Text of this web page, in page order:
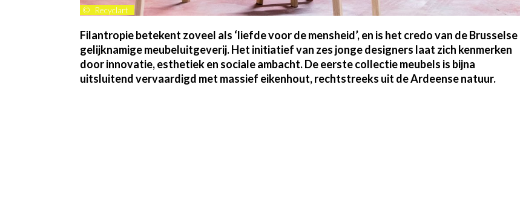
© Recyclart
Filantropie betekent zoveel als ‘liefde voor de mensheid’, en is het credo van de Brusselse
gelijknamige meubeluitgeverij. Het initiatief van zes jonge designers laat zich kenmerken
door innovatie, esthetiek en sociale ambacht. De eerste collectie meubels is bijna
uitsluitend vervaardigd met massief eikenhout, rechtstreeks uit de Ardeense natuur.